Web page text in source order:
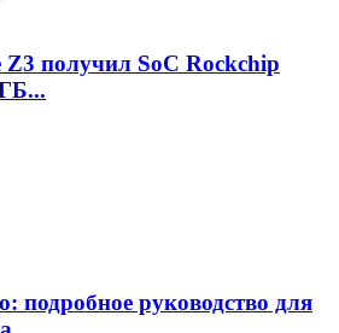
получил SoC Rockchip
подробное руководство для